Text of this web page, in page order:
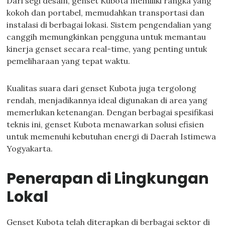
kokoh dan portabel, memudahkan transportasi dan
instalasi di berbagai lokasi. Sistem pengendalian yang
canggih memungkinkan pengguna untuk memantau
kinerja genset secara real-time, yang penting untuk
pemeliharaan yang tepat waktu.
Kualitas suara dari genset Kubota juga tergolong
rendah, menjadikannya ideal digunakan di area yang
memerlukan ketenangan. Dengan berbagai spesifikasi
teknis ini, genset Kubota menawarkan solusi efisien
untuk memenuhi kebutuhan energi di Daerah Istimewa
Yogyakarta.
Penerapan di Lingkungan
Lokal
Genset Kubota telah diterapkan di berbagai sektor di